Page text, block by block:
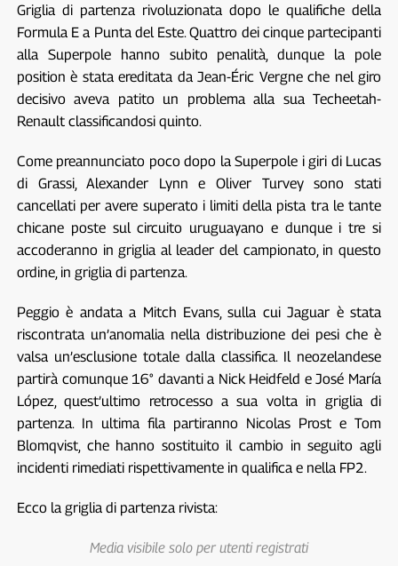
Griglia di partenza rivoluzionata dopo le qualifiche della
Formula E a Punta del Este. Quattro dei cinque partecipanti
alla Superpole hanno subito penalità, dunque la pole
position è stata ereditata da Jean-Éric Vergne che nel giro
decisivo aveva patito un problema alla sua Techeetah-
Renault classificandosi quinto.
Come preannunciato poco dopo la Superpole i giri di Lucas
di Grassi, Alexander Lynn e Oliver Turvey sono stati
cancellati per avere superato i limiti della pista tra le tante
chicane poste sul circuito uruguayano e dunque i tre si
accoderanno in griglia al leader del campionato, in questo
ordine, in griglia di partenza.
Peggio è andata a Mitch Evans, sulla cui Jaguar è stata
riscontrata un’anomalia nella distribuzione dei pesi che è
valsa un’esclusione totale dalla classifica. Il neozelandese
partirà comunque 16° davanti a Nick Heidfeld e José María
López, quest’ultimo retrocesso a sua volta in griglia di
partenza. In ultima fila partiranno Nicolas Prost e Tom
Blomqvist, che hanno sostituito il cambio in seguito agli
incidenti rimediati rispettivamente in qualifica e nella FP2.
Ecco la griglia di partenza rivista:
Media visibile solo per utenti registrati